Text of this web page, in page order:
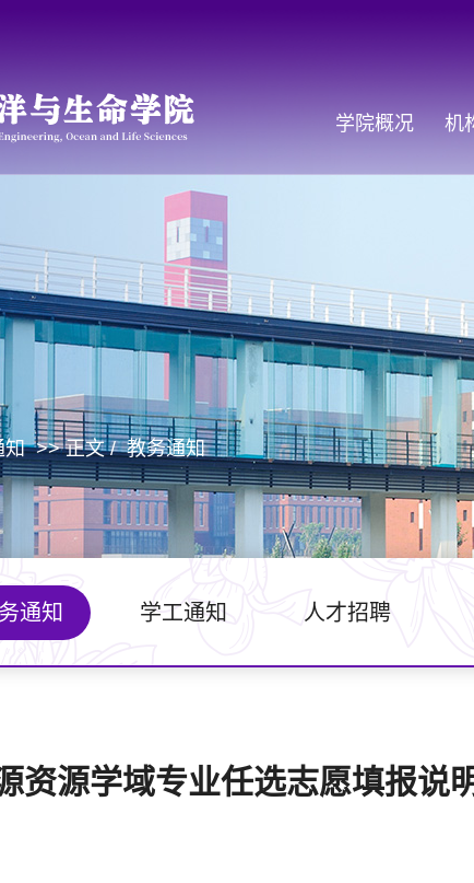
学院概况 机
知 >> 正文 / 教务通知
通知 学工通知 人才招聘
资源学域专业任选志愿填报说